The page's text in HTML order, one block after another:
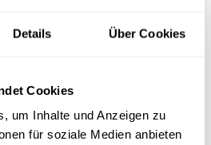
Details Über Cookies
Cookies
um Inhalte und Anzeigen zu
für soziale Medien anbieten